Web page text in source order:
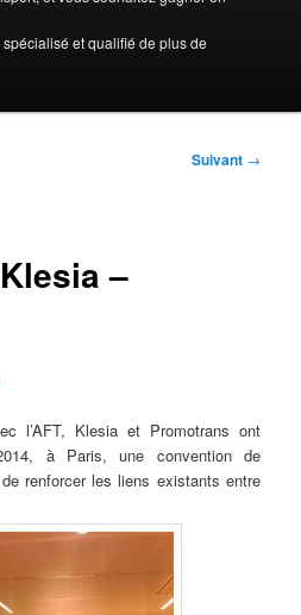
et qualifié de plus de
Suivant →
–
l’AFT, Klesia et Promotrans ont
à Paris, une convention de
renforcer les liens existants entre